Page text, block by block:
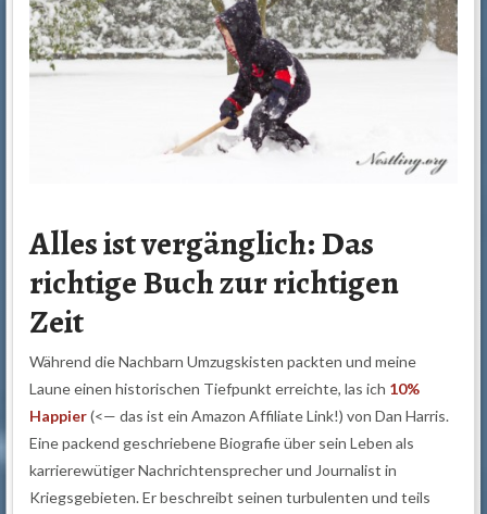
Alles ist vergänglich: Das
richtige Buch zur richtigen
Zeit
Während die Nachbarn Umzugskisten packten und meine
Laune einen historischen Tiefpunkt erreichte, las ich 10%
Happier(<— das ist ein Amazon Affiliate Link!) von Dan Harris.
Eine packend geschriebene Biografie über sein Leben als
karrierewütiger Nachrichtensprecher und Journalist in
Kriegsgebieten. Er beschreibt seinen turbulenten und teils